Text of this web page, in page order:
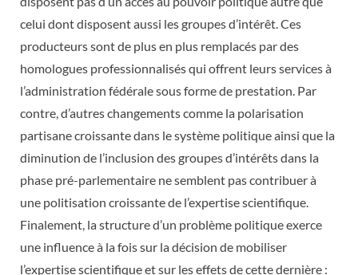
celui dont disposent aussi les groupes d’intérêt. Ces
producteurs sont de plus en plus remplacés par des
homologues professionnalisés qui offrent leurs services à
l’administration fédérale sous forme de prestation. Par
contre, d’autres changements comme la polarisation
partisane croissante dans le système politique ainsi que la
diminution de l’inclusion des groupes d’intérêts dans la
phase pré-parlementaire ne semblent pas contribuer à
une politisation croissante de l’expertise scientifique.
Finalement, la structure d’un problème politique exerce
une influence à la fois sur la décision de mobiliser
l’expertise scientifique et sur les effets de cette dernière :